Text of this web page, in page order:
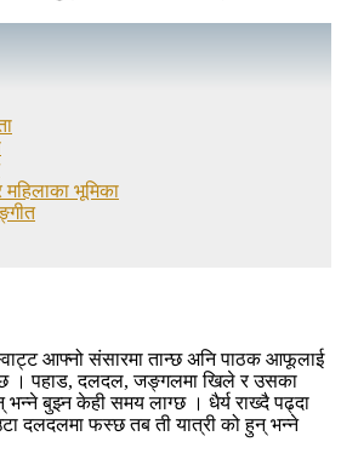
महिलाका भूमिका
आफ्नो संसारमा तान्छ अनि पाठक आफूलाई
। पहाड, दलदल, जङ्गलमा खिले र उसका
बुझ्न केही समय लाग्छ । धैर्य राख्दै पढ्दा
दलदलमा फस्छ तब ती यात्री को हुन् भन्ने